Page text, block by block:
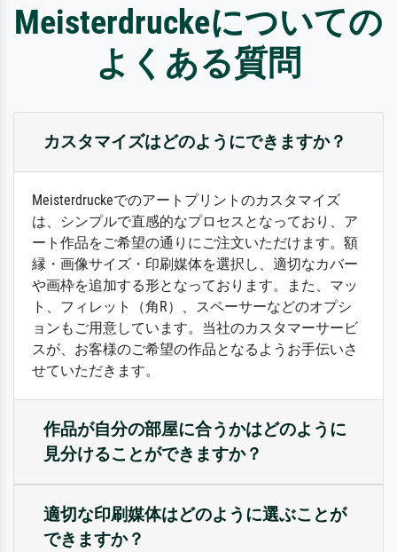
Meisterdruckeについての
よくある質問
カスタマイズはどのようにできますか？
Meisterdruckeでのアートプリントのカスタマイズ
は、シンプルで直感的なプロセスとなっており、ア
ート作品をご希望の通りにご注文いただけます。額
縁・画像サイズ・印刷媒体を選択し、適切なカバー
や画枠を追加する形となっております。また、マッ
ト、フィレット（角R）、スペーサーなどのオプシ
ョンもご用意しています。当社のカスタマーサービ
スが、お客様のご希望の作品となるようお手伝いさ
せていただきます。
作品が自分の部屋に合うかはどのように
見分けることができますか？
適切な印刷媒体はどのように選ぶことが
できますか？